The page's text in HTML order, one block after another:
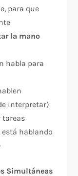
para que
la mano
habla para
interpretar)
tareas
hablando
Simultáneas